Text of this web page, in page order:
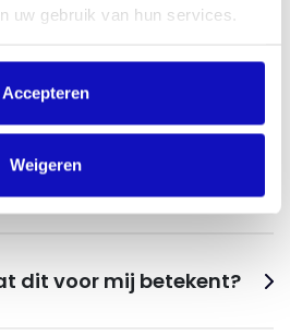
uw gebruik van hun services.
Accepteren
Weigereningegrepen toen de
dit voor mij betekent?